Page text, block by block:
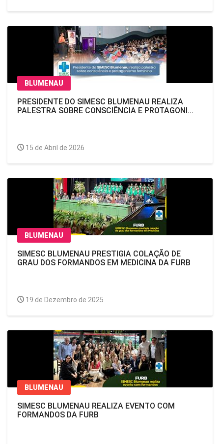
BLUMENAU
PRESIDENTE DO SIMESC BLUMENAU REALIZA
PALESTRA SOBRE CONSCIÊNCIA E PROTAGONI...
15 de Abril de 2026
BLUMENAU
SIMESC BLUMENAU PRESTIGIA COLAÇÃO DE
GRAU DOS FORMANDOS EM MEDICINA DA FURB
19 de Dezembro de 2025
BLUMENAU
SIMESC BLUMENAU REALIZA EVENTO COM
FORMANDOS DA FURB